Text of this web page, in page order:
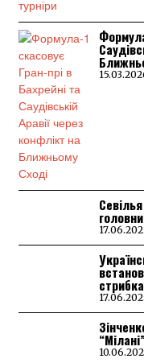
“Мілані”